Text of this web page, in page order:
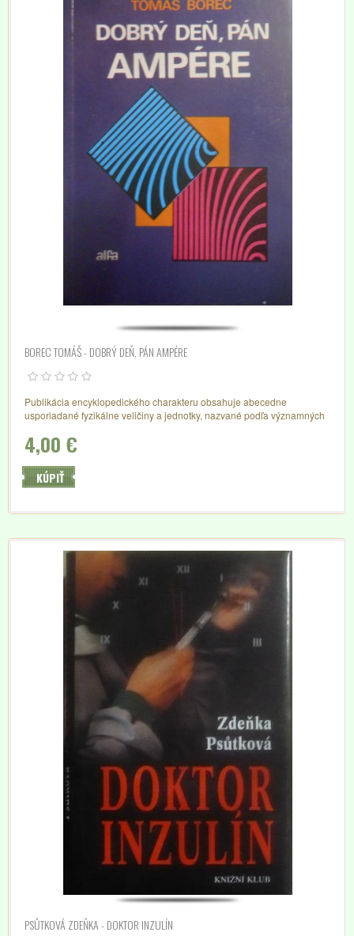
BOREC TOMÁŠ - DOBRÝ DEŇ, PÁN AMPÉRE
Publikácia encyklopedického charakteru obsahuje abecedne
usporiadané fyzikálne veličiny a jednotky, nazvané podľa významných
uvádza charakteristiku a definíciu príslušného pojmu, údaje o živote a
diele vynálezcu a epizódu z jeho života.
4,00 €
KÚPIŤ
PSŮTKOVÁ ZDEŇKA - DOKTOR INZULÍN